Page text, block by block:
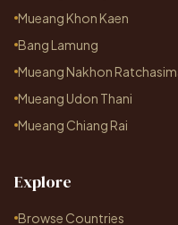
Mueang Khon Kaen
Bang Lamung
Mueang Nakhon
Mueang Udon Thani
Mueang Chiang Rai
Explore
Browse Countries